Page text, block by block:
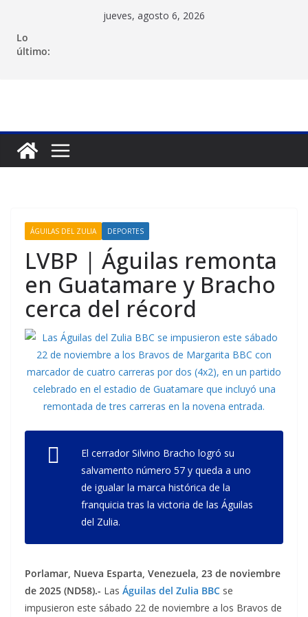
contenido
jueves, agosto 6, 2026
Lo
último:
ÁGUILAS DEL ZULIA DEPORTES
LVBP | Águilas remonta
en Guatamare y Bracho
cerca del récord
El cerrador Silvino Bracho logró su
salvamento número 57 y queda a uno
de igualar la marca histórica de la
franquicia tras la victoria de las Águilas
del Zulia.
Porlamar, Nueva Esparta, Venezuela, 23 de noviembre
de 2025 (ND58).- Las Águilas del Zulia BBC se
impusieron este sábado 22 de noviembre a los Bravos de